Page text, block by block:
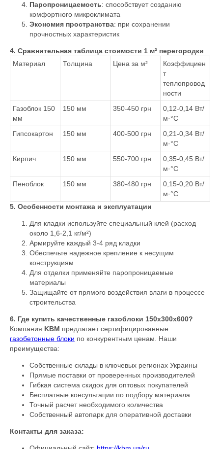
Паропроницаемость: способствует созданию
комфортного микроклимата
Экономия пространства: при сохранении
прочностных характеристик
4. Сравнительная таблица стоимости 1 м² перегородки
Материал
Толщина Цена за м²
Коэффициен
т
теплопровод
ности
Газоблок 150
мм
150 мм 350-450 грн
0,12-0,14 Вт/
м·°C
Гипсокартон
150 мм 400-500 грн
0,21-0,34 Вт/
м·°C
Кирпич
150 мм 550-700 грн
0,35-0,45 Вт/
м·°C
Пеноблок
150 мм 380-480 грн
0,15-0,20 Вт/
м·°C
5. Особенности монтажа и эксплуатации
Для кладки используйте специальный клей (расход
около 1,6-2,1 кг/м²)
Армируйте каждый 3-4 ряд кладки
Обеспечьте надежное крепление к несущим
конструкциям
Для отделки применяйте паропроницаемые
материалы
Защищайте от прямого воздействия влаги в процессе
строительства
6. Где купить качественные газоблоки 150х300х600?
Компания KBM предлагает сертифицированные
газобетонные блоки по конкурентным ценам. Наши
преимущества:
Собственные склады в ключевых регионах Украины
Прямые поставки от проверенных производителей
Гибкая система скидок для оптовых покупателей
Бесплатные консультации по подбору материала
Точный расчет необходимого количества
Собственный автопарк для оперативной доставки
Контакты для заказа: